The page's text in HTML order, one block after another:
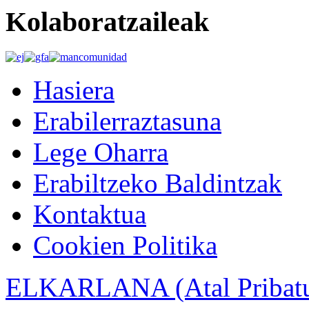
Kolaboratzaileak
Hasiera
Erabilerraztasuna
Lege Oharra
Erabiltzeko Baldintzak
Kontaktua
Cookien Politika
ELKARLANA (Atal